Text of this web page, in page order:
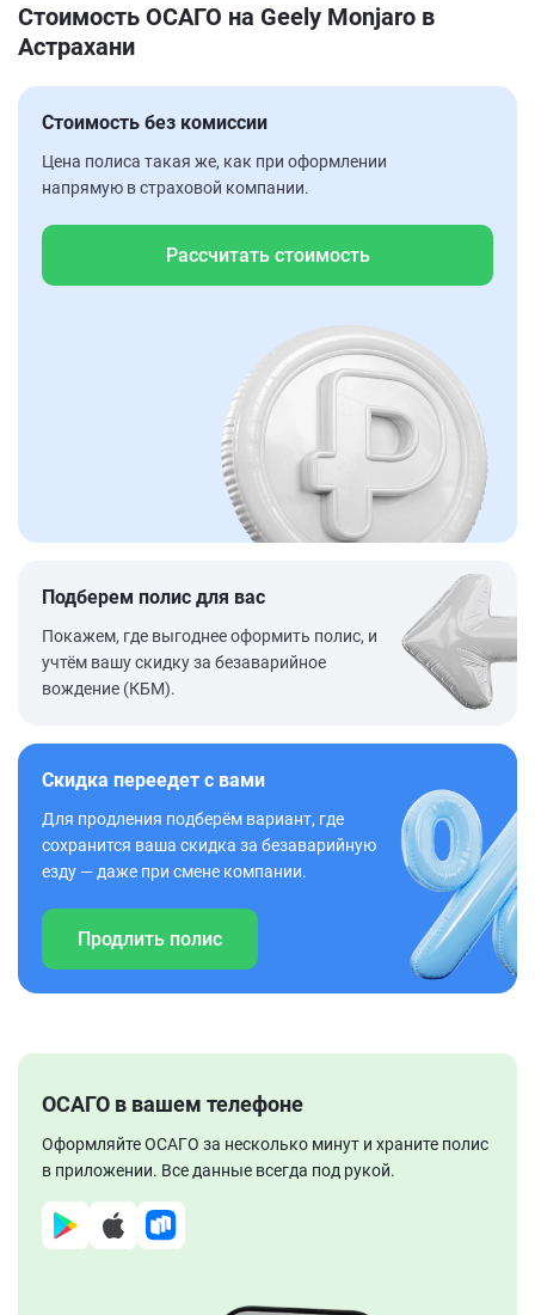
Стоимость ОСАГО на Geely Monjaro в
Астрахани
Стоимость без комиссии
Цена полиса такая же, как при оформлении
напрямую в страховой компании.
Рассчитать стоимость
Подберем полис для вас
Покажем, где выгоднее оформить полис, и
учтём вашу скидку за безаварийное
вождение (КБМ).
Скидка переедет с вами
Для продления подберём вариант, где
сохранится ваша скидка за безаварийную
езду — даже при смене компании.
Продлить полис
ОСАГО в вашем телефоне
Оформляйте ОСАГО за несколько минут и храните полис
в приложении. Все данные всегда под рукой.